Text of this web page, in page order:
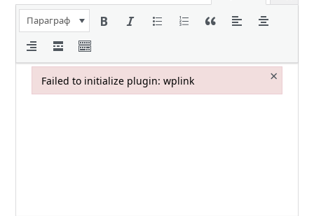
Параграф
Failed to initialize plugin: wplink ×
Failed to initialize plugin: wplink